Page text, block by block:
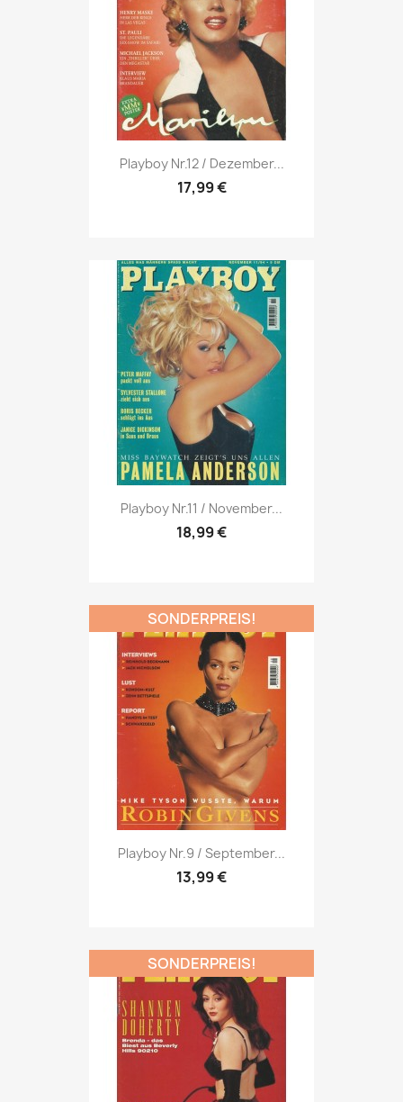
Vorschau
Playboy Nr.12 / Dezember...
17,99 €
Vorschau
Playboy Nr.11 / November...
18,99 €
Vorschau
Playboy Nr.9 / September...
13,99 €
SONDERPREIS!
SONDERPREIS!